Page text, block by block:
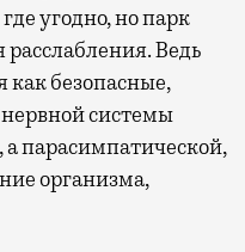
угодно, но парк
Ведь
как безопасные,
системы
а парасимпатической,
организма,